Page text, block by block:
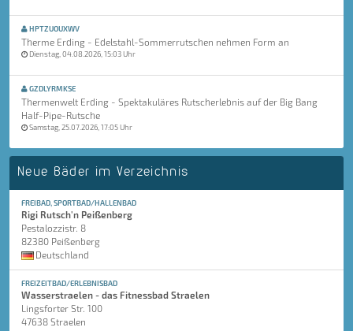
HPTZUOUXWV
Therme Erding - Edelstahl-Sommerrutschen nehmen Form an
Dienstag, 04.08.2026, 15:03 Uhr
GZDLYRMKSE
Thermenwelt Erding - Spektakuläres Rutscherlebnis auf der Big Bang
Half-Pipe-Rutsche
Samstag, 25.07.2026, 17:05 Uhr
Neue Bäder im Verzeichnis
FREIBAD, SPORTBAD/HALLENBAD
Rigi Rutsch'n Peißenberg
Pestalozzistr. 8
82380 Peißenberg
Deutschland
FREIZEITBAD/ERLEBNISBAD
Wasserstraelen - das Fitnessbad Straelen
Lingsforter Str. 100
47638 Straelen